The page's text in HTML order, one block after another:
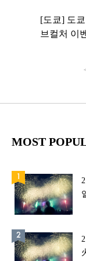
[도쿄] 도
브컬처 이
MOST